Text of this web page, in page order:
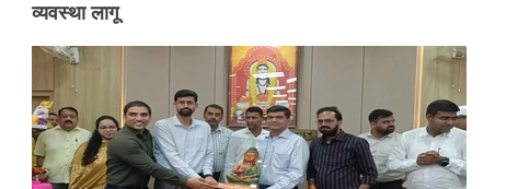
व्यवस्था लागू